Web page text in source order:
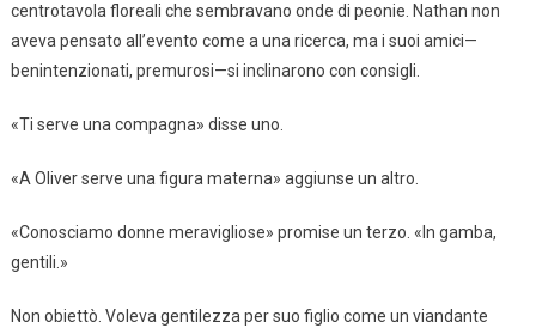
centrotavola floreali che sembravano onde di peonie. Nathan non
aveva pensato all’evento come a una ricerca, ma i suoi amici—
benintenzionati, premurosi—si inclinarono con consigli.
«Ti serve una compagna» disse uno.
«A Oliver serve una figura materna» aggiunse un altro.
«Conosciamo donne meravigliose» promise un terzo. «In gamba,
gentili.»
Non obiettò. Voleva gentilezza per suo figlio come un viandante